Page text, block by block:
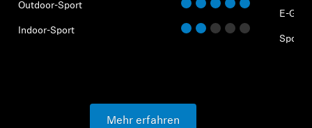
Outdoor-Sport
Indoor-Sport
Mehr erfahren
E-
Sport